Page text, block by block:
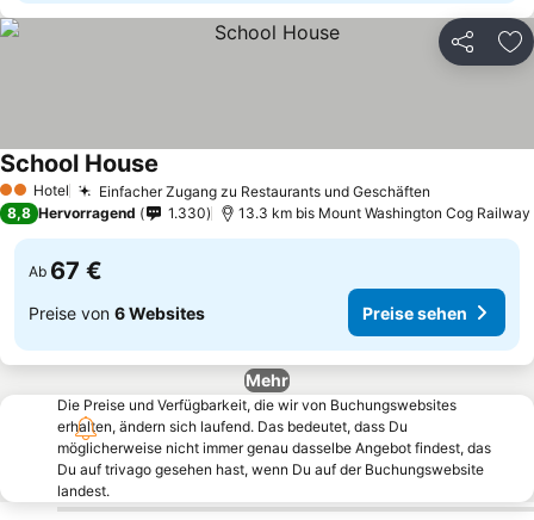
Teilen
2 Sterne
Hotel Einfacher Zugang zu Restaurants und Geschäften
School House
8,8 Hervorragend 1.330 13.3 km bis Mount Washington Cog Railway
Ab 67 €
Preise von 6 Websites Preise sehen
Mehr
Die Preise und Verfügbarkeit, die wir von Buchungswebsites
erhalten, ändern sich laufend. Das bedeutet, dass Du
möglicherweise nicht immer genau dasselbe Angebot findest, das
Du auf trivago gesehen hast, wenn Du auf der Buchungswebsite
landest.